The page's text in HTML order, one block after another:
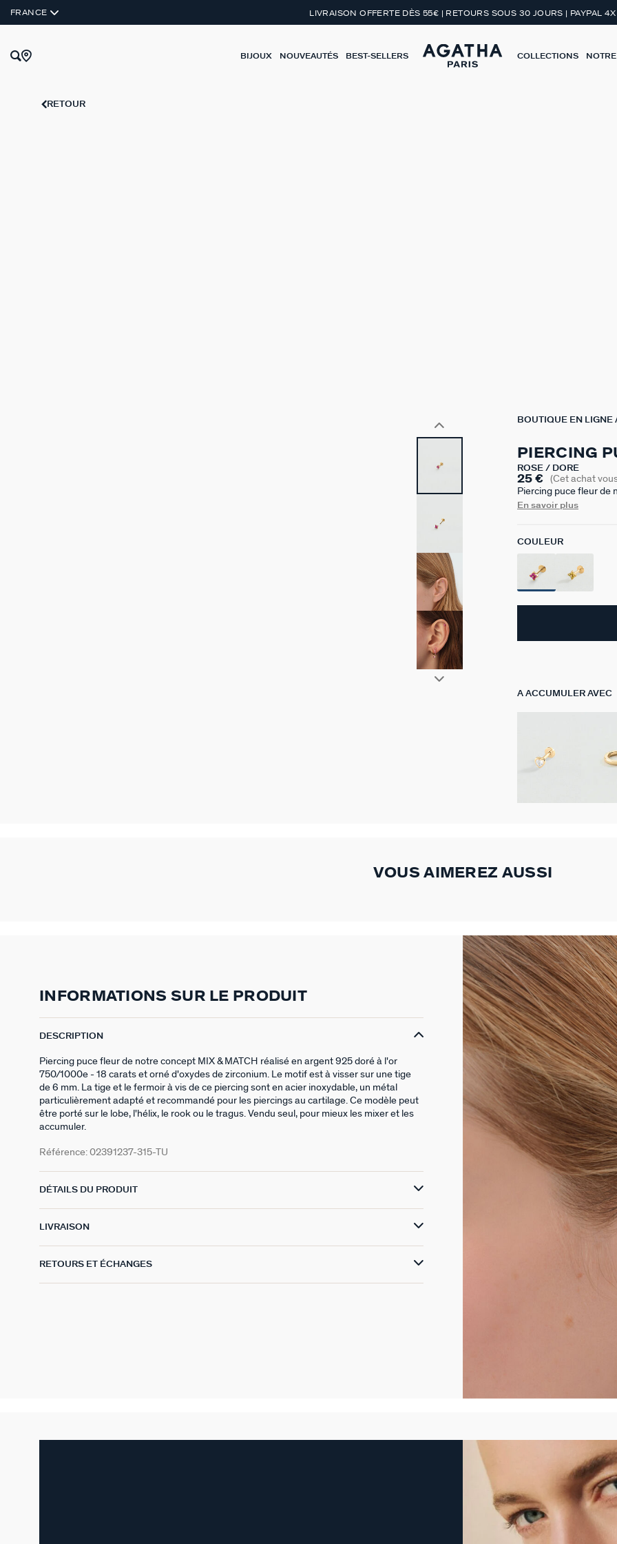
FRANCE LIVRAISON OFFERTE DÈS 55€ | RETOURS SOUS 30 JOURS | PAYPAL 4X
BIJOUX NOUVEAUTÉS BEST-SELLERS COLLECTIONS
RETOUR
BOUTIQUE EN LIGNE
PIERCING
ROSE / DORÉ
25 € (Cet achat
Piercing puce fleur de
l'or 750/1000e - 18
au cartilage. Ce
Vendu seul, pour
En savoir plus
COULEUR
A ACCUMULER AVEC
VOUS AIMEREZ AUSSI
INFORMATIONS SUR LE PRODUIT
DESCRIPTION
Piercing puce fleur de notre concept MIX & MATCH réalisé en argent 925 doré à l'or
750/1000e - 18 carats et orné d'oxydes de zirconium. Le motif est à visser sur une tige
de 6 mm. La tige et le fermoir à vis de ce piercing sont en acier inoxydable, un métal
particulièrement adapté et recommandé pour les piercings au cartilage. Ce modèle peut
être porté sur le lobe, l'hélix, le rook ou le tragus. Vendu seul, pour mieux les mixer et les
accumuler.
Référence: 02391237-315-TU
DÉTAILS DU PRODUIT
LIVRAISON
RETOURS ET ÉCHANGES